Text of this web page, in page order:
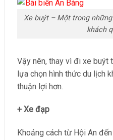
Xe buýt – Một trong
khách
Vậy nên, thay vì đi xe buýt
lựa chọn hình thức du lịch
thuận lợi hơn.
+ Xe đạp
Khoảng cách từ Hội An đến